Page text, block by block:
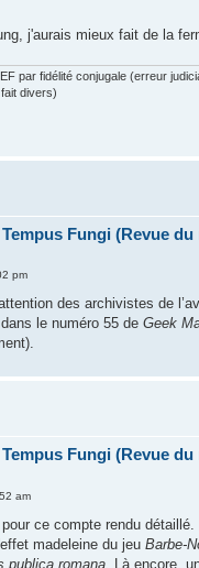
j'aurais mieux fait de la
par fidélité conjugale (erreur
divers)
Fungi (Revue du
pm
des archivistes de
le numéro 55 de Geek
Fungi (Revue du
am
pour ce compte rendu détaillé.
madeleine du jeu Barbe-
publica romana.
Là encore,